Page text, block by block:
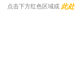
点击下方红色区域或 此处